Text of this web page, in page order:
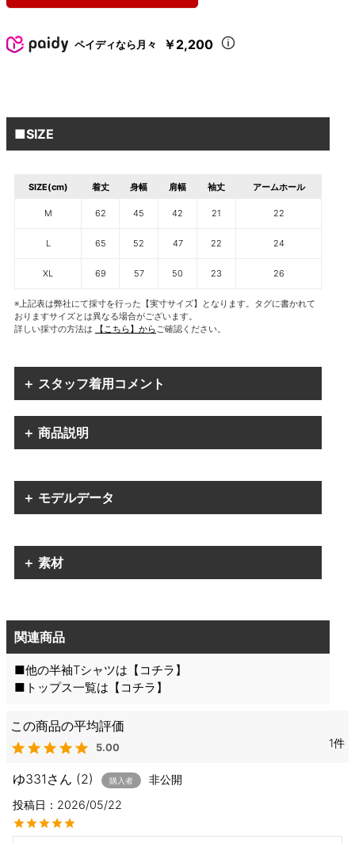
ペイディなら月々 ￥2,200
■SIZE
SIZE(cm) 着丈 身幅 肩幅 袖丈 アームホール
M 62 45 42 21 22
L 65 52 47 22 24
XL 69 57 50 23 26
※上記表は弊社にて採寸を行った【実寸サイズ】となります。タグに書かれて
おりますサイズとは異なる場合がございます。
詳しい採寸の方法は
【こちら】からご確認ください。
＋ スタッフ着用コメント
＋ 商品説明
＋ モデルデータ
＋ 素材
関連商品
■他の半袖Tシャツは【 コチラ 】
■トップス一覧は【 コチラ 】
5.00 1
ゆ331 2 購入者
非公開
投稿日
2026/05/22